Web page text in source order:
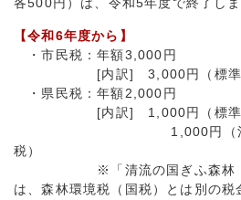
各500円）は、令和5年度で終了しま
【令和6年度から】
・市民税：年額3,000円
[内訳] 3,000円（標準税
・県民税：年額2,000円
[内訳] 1,000円（標準税
1,000円（清流の国
税）
※「清流の国ぎふ森林・環
は、森林環境税（国税）とは別の税